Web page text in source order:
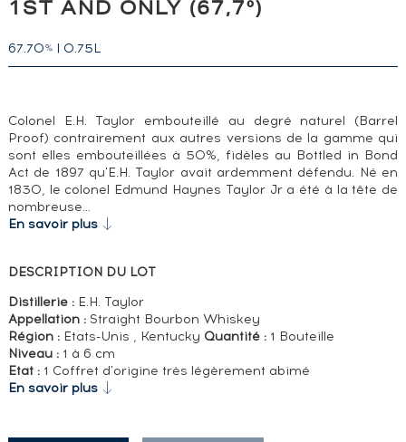
1ST AND ONLY (67,7°)
67.70% | 0.75L
Colonel E.H. Taylor embouteillé au degré naturel (Barrel
Proof) contrairement aux autres versions de la gamme qui
sont elles embouteillées à 50%, fidèles au Bottled in Bond
Act de 1897 qu'E.H. Taylor avait ardemment défendu. Né en
1830, le colonel Edmund Haynes Taylor Jr a été à la tête de
nombreuse…
En savoir plus
DESCRIPTION DU LOT
Distillerie :E.H. Taylor
Appellation :Straight Bourbon Whiskey
Région : Etats-Unis , Kentucky Quantité :1 Bouteille
Niveau :1 à 6 cm
Etat :1 Coffret d'origine très légèrement abimé
En savoir plus